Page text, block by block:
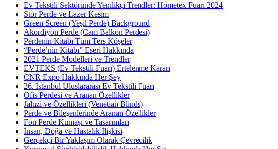
Ev Tekstili Sektöründe Yenilikçi Trendler: Hometex Fuarı 2024
Stor Perde ve Lazer Kesim
Green Screen (Yeşil Perde) Background
Akordiyon Perde (Cam Balkon Perdesi)
Perdenin Kitabı Tüm Ters Köşeler
“Perde’nin Kitabı” Eseri Hakkında
2021 Perde Modelleri ve Trendler
EVTEKS (Ev Tekstili Fuarı) Ertelenme Kararı
CNR Expo Hakkında Her Şey
26. İstanbul Uluslararası Ev Tekstili Fuarı
Ofis Perdesi ve Aranan Özellikler
Jaluzi ve Özellikleri (Venetian Blinds)
Perde ve Bileşenlerinde Aranan Özellikler
Fon Perde Kumaşı ve Tasarımları
İnsan, Doğa ve Hastalık İlişkisi
Gerçekçi Bir Yaklaşım Olarak Çevrecilik